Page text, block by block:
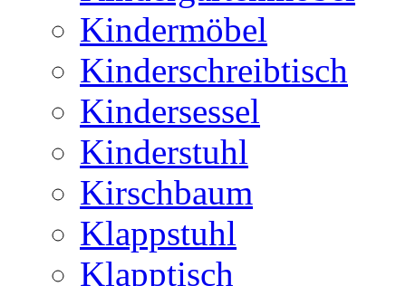
Kindermöbel
Kinderschreibtisch
Kindersessel
Kinderstuhl
Kirschbaum
Klappstuhl
Klapptisch